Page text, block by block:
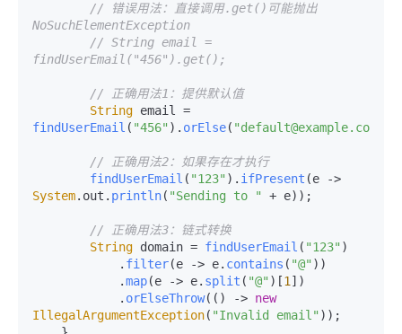
// 错误用法：直接调用.get()可能抛出
NoSuchElementException
// String email =
findUserEmail("456").get();
// 正确用法1：提供默认值
String
findUserEmail ( "456" ). orElse( "default@example.com"
// 正确用法2：如果存在才执行
findUserEmail ( "123" ). ifPresent
System. out . println( "Sending to " + e));
// 正确用法3：链式转换
String domain = findUserEmail ( "123" )
            .
filter(e -> e. contains ( "@" ))
            .
map(e -> e. split ( "@" )[1 ])
            .
orElseThrow(() -> new
IllegalArgumentException( "Invalid email" ));